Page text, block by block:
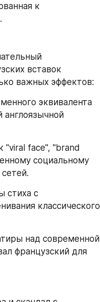
к
вставок
важных эффектов:
эквивалента
англоязычной
"viral face", "brand
социальному
стиха с
классического
над современной
французский для